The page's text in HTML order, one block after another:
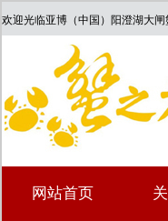
欢迎光临亚博（中国）阳澄湖大
网站首页